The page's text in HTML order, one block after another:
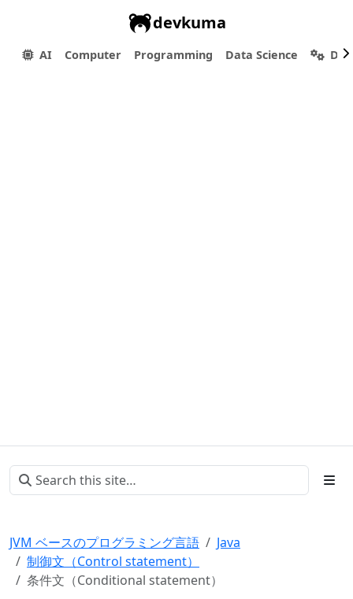
devkuma
AI Computer Programming Data Science
JVM ベースのプログラミング言語
Java
制御文（Control statement）
条件文（Conditional statement）